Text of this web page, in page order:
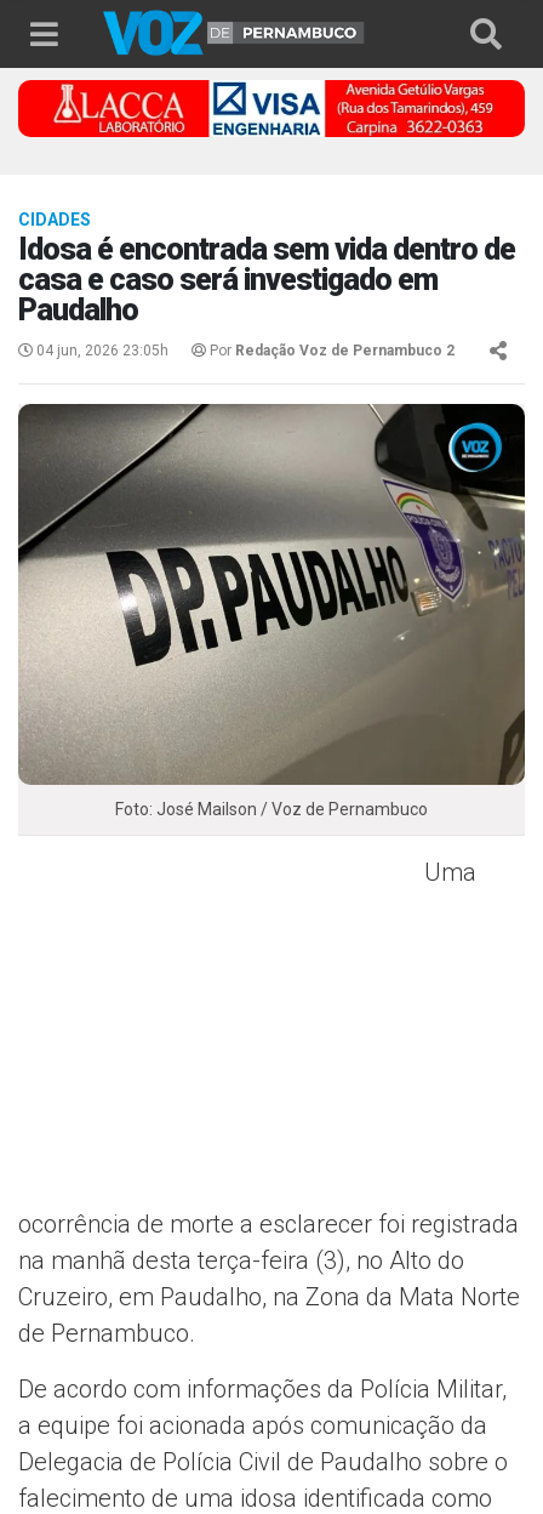
CIDADES
Idosa é encontrada sem vida dentro de
casa e caso será investigado em
Paudalho
04 jun, 2026 23:05h Por Redação Voz de Pernambuco 2
Foto: José Mailson / Voz de Pernambuco
Uma
ocorrência de morte a esclarecer foi registrada
na manhã desta terça-feira (3), no Alto do
Cruzeiro, em Paudalho, na Zona da Mata Norte
de Pernambuco.
De acordo com informações da Polícia Militar,
a equipe foi acionada após comunicação da
Delegacia de Polícia Civil de Paudalho sobre o
falecimento de uma idosa identificada como